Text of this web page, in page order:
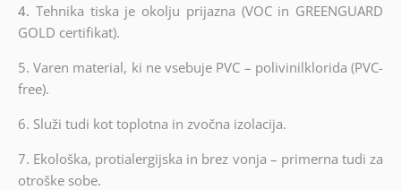
4. Tehnika tiska je okolju prijazna (VOC in GREENGUARD
GOLD certifikat).
5. Varen material, ki ne vsebuje PVC – polivinilklorida (PVC-
free).
6. Služi tudi kot toplotna in zvočna izolacija.
7. Ekološka, protialergijska in brez vonja – primerna tudi za
otroške sobe.